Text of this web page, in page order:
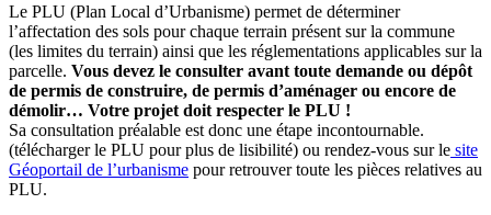
Le PLU (Plan Local d’Urbanisme) permet de déterminer
l’affectation des sols pour chaque terrain présent sur la commune
(les limites du terrain) ainsi que les réglementations applicables sur la
parcelle. Vous devez le consulter avant toute demande ou dépôt
de permis de construire, de permis d’aménager ou encore de
démolir… Votre projet doit respecter le PLU !
Sa consultation préalable est donc une étape incontournable.
(télécharger le PLU pour plus de lisibilité) ou rendez-vous sur le site
Géoportail de l’urbanisme pour retrouver toute les pièces relatives au
PLU.